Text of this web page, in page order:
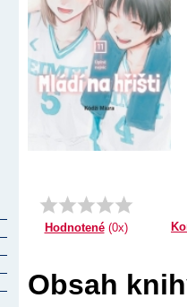
Hodnotené(0x)
Obsah